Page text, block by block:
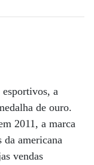
a
de ouro.
2011, a marca
da americana
vendas